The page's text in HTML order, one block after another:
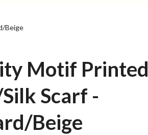
Beige
Motif Printed
Scarf -
Beige